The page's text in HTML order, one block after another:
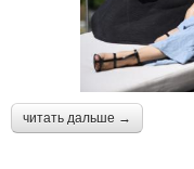
читать дальше →